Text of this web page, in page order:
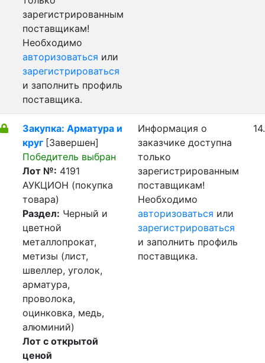
зарегистрированным
поставщикам!
Необходимо
авторизоваться или
зарегистрироваться
и заполнить профиль
поставщика.
Закупка: Арматура и
круг [Завершен]
Победитель выбран
Лот №: 4191
АУКЦИОН (покупка
товара)
Раздел: Черный и
цветной
металлопрокат,
метизы (лист,
швеллер, уголок,
арматура,
проволока,
оцинковка, медь,
алюминий)
Лот с открытой
ценой
Информация о
заказчике доступна
только
зарегистрированным
поставщикам!
Необходимо
авторизоваться или
зарегистрироваться
и заполнить профиль
поставщика.